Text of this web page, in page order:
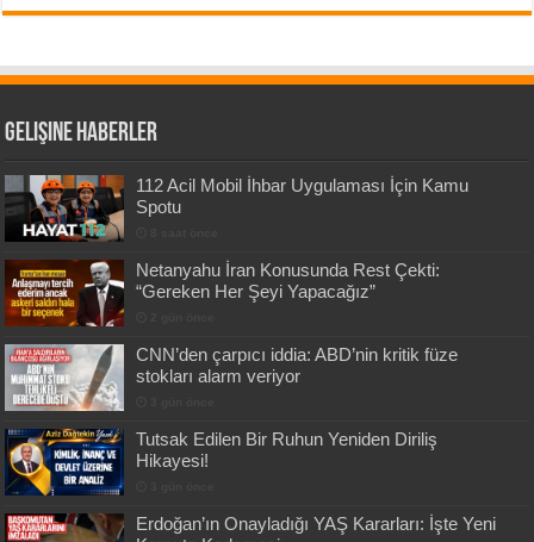
Gelişine Haberler
112 Acil Mobil İhbar Uygulaması İçin Kamu
Spotu
Netanyahu İran Konusunda Rest Çekti:
“Gereken Her Şeyi Yapacağız”
CNN’den çarpıcı iddia: ABD’nin kritik füze
stokları alarm veriyor
Tutsak Edilen Bir Ruhun Yeniden Diriliş
Hikayesi!
Erdoğan’ın Onayladığı YAŞ Kararları: İşte Yeni